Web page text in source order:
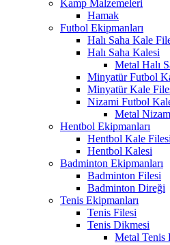
Kamp Malzemeleri
Hamak
Futbol Ekipmanları
Halı Saha Kale
Halı Saha Kalesi
Metal Halı
Minyatür Futbol
Minyatür Kale
Nizami Futbol
Metal
Hentbol Ekipmanları
Hentbol Kale Filesi
Hentbol Kalesi
Badminton Ekipmanları
Badminton Filesi
Badminton Direği
Tenis Ekipmanları
Tenis Filesi
Tenis Dikmesi
Metal Tenis